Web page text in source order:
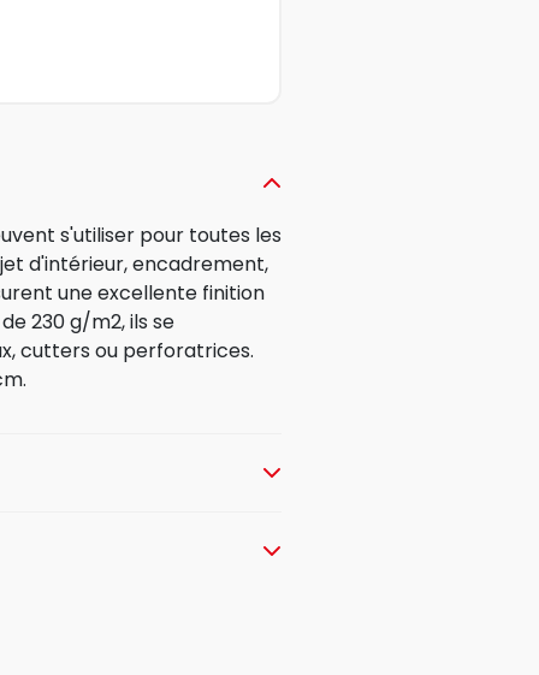
s'utiliser pour toutes les
d'intérieur, encadrement,
une excellente finition
230 g/m2, ils se
cutters ou perforatrices.